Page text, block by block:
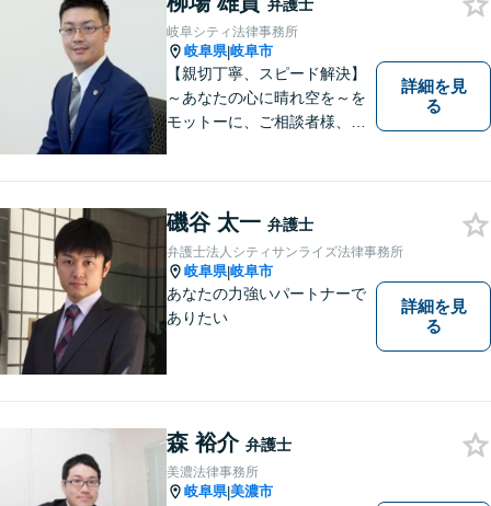
弁護士
岐阜シティ法律事務所
岐阜県|岐阜市
【親切丁寧、スピード解決】
～あなたの心に晴れ空を～を
モットーに、ご相談者様、依
お気軽にご相談下さい。
詳細を見
る
磯谷 太一 弁護士
弁護士法人シティサンライズ法律事務所
岐阜県|岐阜市
あなたの力強いパートナーで
ありたい
詳細を見
る
森 裕介 弁護士
美濃法律事務所
岐阜県|美濃市